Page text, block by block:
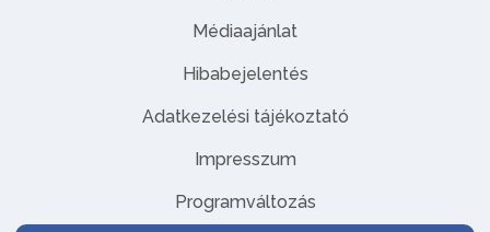
Médiaajánlat
Hibabejelentés
Adatkezelési tájékoztató
Impresszum
Programváltozás